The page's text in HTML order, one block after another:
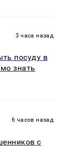
3 часа назад
посуду в
знать
6 часов назад
с